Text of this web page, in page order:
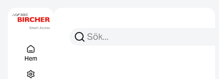
Hem
Sök efter:
Sök